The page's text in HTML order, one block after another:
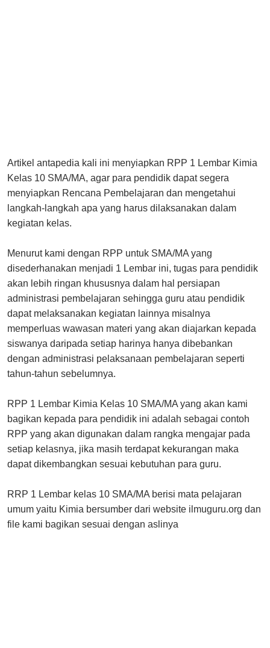
Artikel antapedia kali ini menyiapkan RPP 1 Lembar Kimia
Kelas 10 SMA/MA, agar para pendidik dapat segera
menyiapkan Rencana Pembelajaran dan mengetahui
langkah-langkah apa yang harus dilaksanakan dalam
kegiatan kelas.
Menurut kami dengan RPP untuk SMA/MA yang
disederhanakan menjadi 1 Lembar ini, tugas para pendidik
akan lebih ringan khususnya dalam hal persiapan
administrasi pembelajaran sehingga guru atau pendidik
dapat melaksanakan kegiatan lainnya misalnya
memperluas wawasan materi yang akan diajarkan kepada
siswanya daripada setiap harinya hanya dibebankan
dengan administrasi pelaksanaan pembelajaran seperti
tahun-tahun sebelumnya.
RPP 1 Lembar Kimia Kelas 10 SMA/MA yang akan kami
bagikan kepada para pendidik ini adalah sebagai contoh
RPP yang akan digunakan dalam rangka mengajar pada
setiap kelasnya, jika masih terdapat kekurangan maka
dapat dikembangkan sesuai kebutuhan para guru.
RRP 1 Lembar kelas 10 SMA/MA berisi mata pelajaran
umum yaitu Kimia bersumber dari website ilmuguru.org dan
file kami bagikan sesuai dengan aslinya